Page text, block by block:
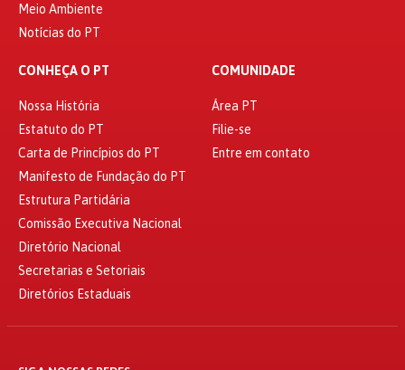
Meio Ambiente
Notícias do PT
CONHEÇA O PT
Nossa História
Estatuto do PT
Carta de Princípios do PT
Manifesto de Fundação do PT
Estrutura Partidária
Comissão Executiva Nacional
Diretório Nacional
Secretarias e Setoriais
Diretórios Estaduais
COMUNIDADE
Área PT
Filie-se
Entre em contato